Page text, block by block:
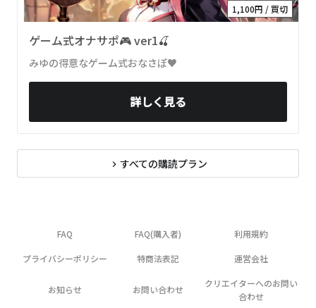
1,100円 / 買切
ゲーム式オナサポ🎮 ver1🍒
みゆの得意なゲーム式おなさぽ♥
詳しく見る
navigate_next すべての購読プラン
FAQ FAQ(購入者) 利用規約
プライバシーポリシー 特商法表記 運営会社
お知らせ お問い合わせ
クリエイターへのお問い
合わせ